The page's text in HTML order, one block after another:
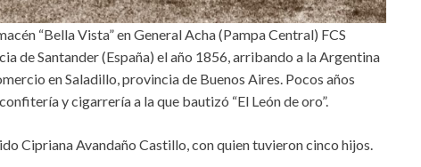
“Bella Vista” en General Acha (Pampa Central) FCS
de Santander (España) el año 1856, arribando a la Argentina
en Saladillo, provincia de Buenos Aires. Pocos años
y cigarrería a la que bautizó “El León de oro”.
Cipriana Avandaño Castillo, con quien tuvieron cinco hijos.